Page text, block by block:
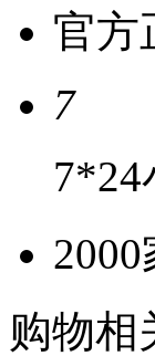
官方
7
7*24
购物相